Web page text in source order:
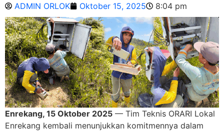
ADMIN ORLOK Oktober 15, 2025 8:04 pm
Enrekang, 15 Oktober 2025 — Tim Teknis ORARI Lokal
Enrekang kembali menunjukkan komitmennya dalam